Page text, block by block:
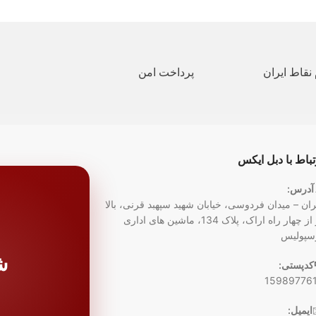
نقاط ایران پرداخت امن
با دبل ایکس
– میدان فردوسی، خیابان شهید سپهبد قرنی، بالا
تر از چهار راه اراک، پلاک 134، ماشین های اداری
ایمیل: